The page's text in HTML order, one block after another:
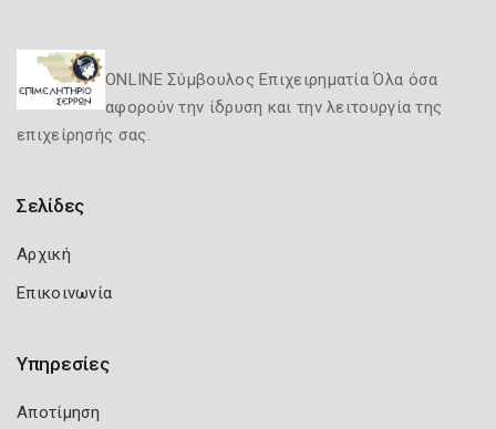
ONLINE Σύμβουλος Επιχειρηματία Όλα όσα
αφορούν την ίδρυση και την λειτουργία της
επιχείρησής σας.
Σελίδες
Αρχική
Επικοινωνία
Υπηρεσίες
Αποτίμηση